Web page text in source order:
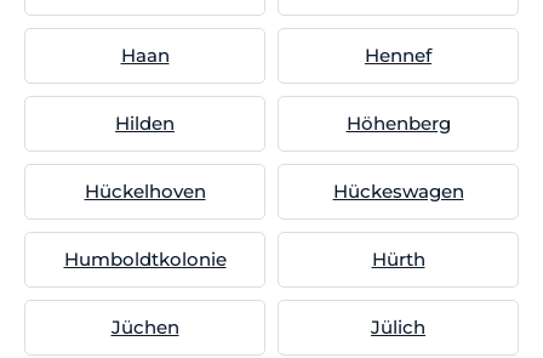
Haan Hennef
Hilden Höhenberg
Hückelhoven Hückeswagen
Humboldtkolonie Hürth
Jüchen Jülich